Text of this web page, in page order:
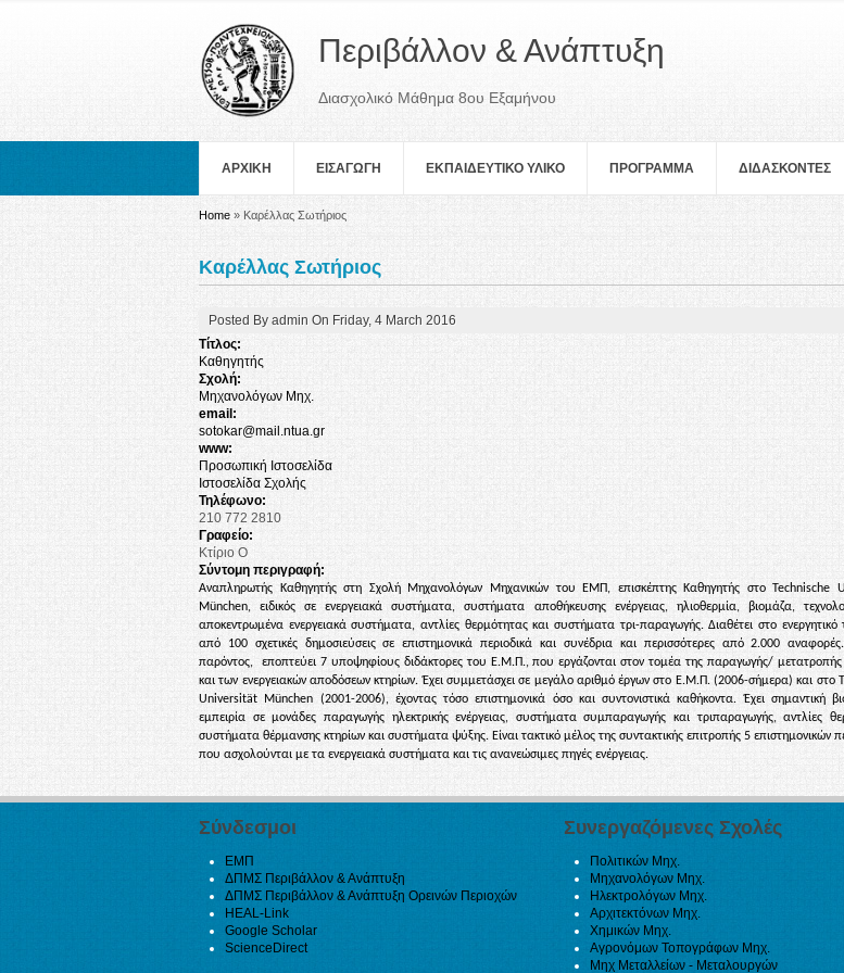
Περιβάλλον & Ανάπτυξη
Διασχολικό Μάθημα 8ου Εξαμήνου
ΑΡΧΙΚΗ ΕΙΣΑΓΩΓΗ ΕΚΠΑΙΔΕΥΤΙΚΟ ΥΛΙΚΟ ΠΡOΓΡΑΜΜΑ ΔΙΔΑΣΚΟΝΤΕΣ
You are here
Home » Καρέλλας Σωτήριος
Καρέλλας Σωτήριος
Posted By admin On Friday, 4 March 2016
Τίτλος:
Καθηγητής
Σχολή:
Μηχανολόγων Μηχ.
email:
sotokar@mail.ntua.gr
www:
Προσωπική Ιστοσελίδα
Ιστοσελίδα Σχολής
Τηλέφωνο:
210 772 2810
Γραφείο:
Κτίριο Ο
Σύντομη περιγραφή:
Αναπληρωτής Καθηγητής στη Σχολή Μηχανολόγων Μηχανικών του ΕΜΠ, επισκέπτης Καθηγητής στο Technische
München, ειδικός σε ενεργειακά συστήματα, συστήματα αποθήκευσης ενέργειας, ηλιοθερμία, βιομάζα,
αποκεντρωμένα ενεργειακά συστήματα, αντλίες θερμότητας και συστήματα τρι-παραγωγής. Διαθέτει στο
από 100 σχετικές δημοσιεύσεις σε επιστημονικά περιοδικά και συνέδρια και περισσότερες από 2.000
παρόντος, εποπτεύει 7 υποψηφίους διδάκτορες του Ε.Μ.Π., που εργάζονται στον τομέα της παραγωγής/ μετατροπής
και των ενεργειακών αποδόσεων κτηρίων. Έχει συμμετάσχει σε μεγάλο αριθμό έργων στο Ε.Μ.Π. (2006-σήμερα) και στο
Universität München (2001-2006), έχοντας τόσο επιστημονικά όσο και συντονιστικά καθήκοντα. Έχει σημαντική
εμπειρία σε μονάδες παραγωγής ηλεκτρικής ενέργειας, συστήματα συμπαραγωγής και τριπαραγωγής, αντλίες
συστήματα θέρμανσης κτηρίων και συστήματα ψύξης. Είναι τακτικό μέλος της συντακτικής επιτροπής 5 επιστημονικών
που ασχολούνται με τα ενεργειακά συστήματα και τις ανανεώσιμες πηγές ενέργειας.
Σύνδεσμοι
ΕΜΠ
ΔΠΜΣ Περιβάλλον & Ανάπτυξη
ΔΠΜΣ Περιβάλλον & Ανάπτυξη Ορεινών Περιοχών
HEAL-Link
Google Scholar
ScienceDirect
Συνεργαζόμενες Σχολές
Πολιτικών Μηχ.
Μηχανολόγων Μηχ.
Ηλεκτρολόγων Μηχ.
Αρχιτεκτόνων Μηχ.
Χημικών Μηχ.
Αγρονόμων Τοπογράφων Μηχ.
Μηχ Μεταλλείων - Μεταλουργών